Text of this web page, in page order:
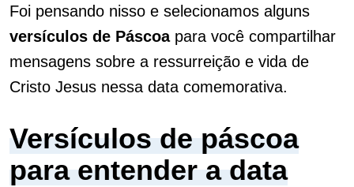
Foi pensando nisso e selecionamos alguns
versículos de Páscoapara você compartilhar
mensagens sobre a ressurreição e vida de
Cristo Jesus nessa data comemorativa.
Versículos de páscoa
para entender a data